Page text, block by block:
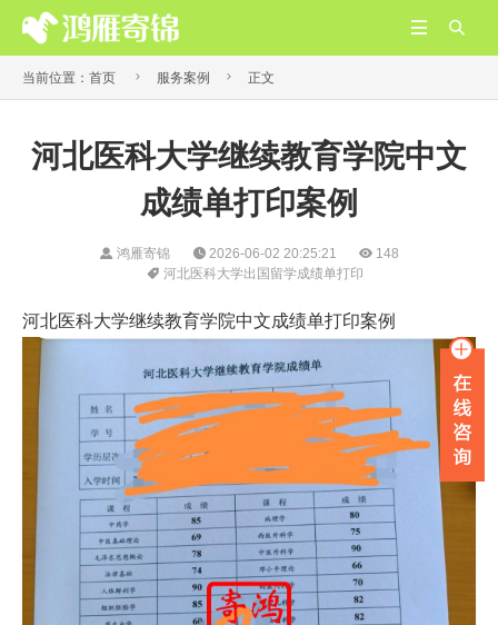


当前位置： 首页  服务案例  正文
河北医科大学继续教育学院中文
成绩单打印案例
鸿雁寄锦 2026-06-02 20:25:21
148
河北医科大学出国留学成绩单打印
河北医科大学继续教育学院中文成绩单打印案例